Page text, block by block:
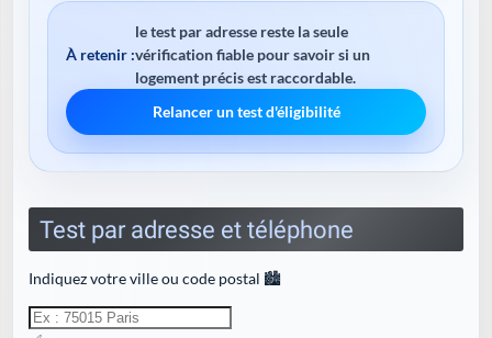
À retenir :
le test par adresse reste la seule
vérification fiable pour savoir si un
logement précis est raccordable.
Relancer un test d'éligibilité
Test par adresse et téléphone
Indiquez votre ville ou code postal 🏙️